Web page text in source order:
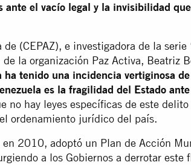
el vacío legal y la invisibilidad
(CEPAZ), e investigadora de la
la organización Paz Activa, Beatriz
ha tenido una incidencia vertiginosa
es la fragilidad del Estado
no hay leyes específicas de este
ordenamiento jurídico del país.
en 2010, adoptó un Plan de Acción
a los Gobiernos a derrotar este